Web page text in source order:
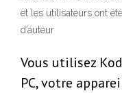
et les utilisateurs ont
d’auteur
Vous utilisez
PC, votre